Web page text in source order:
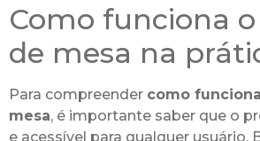
Como funciona
de mesa na
Para compreender como
mesa, é importante saber que o
e acessível para qualquer usuário.